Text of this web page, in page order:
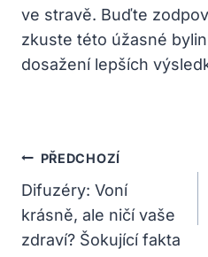
ve stravě. Buďte
zkuste této úžasné
dosažení lepších
Navigace
Pro
Příspěvek
PŘEDCHOZÍ
Difuzéry: Voní
krásně, ale ničí vaše
zdraví? Šokující fakta